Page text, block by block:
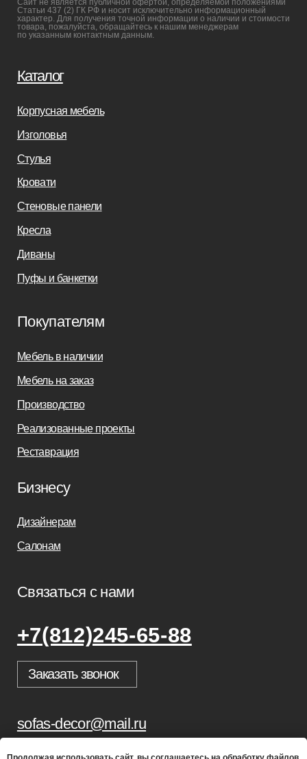
Реализованные проекты
Реставрация
Дизайнерам
Салонам
Связаться с нами
sofas-decor@mail.ru
Заказать звонок
+7(812)245-65-88